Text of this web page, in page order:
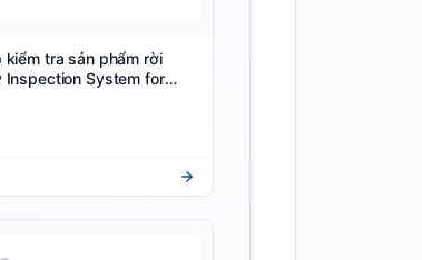
tra sản phẩm rời
Inspection System for